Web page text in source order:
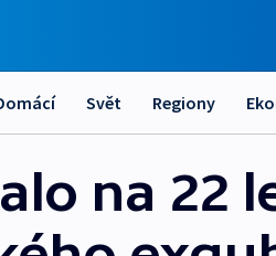
Svět Regiony
na 22